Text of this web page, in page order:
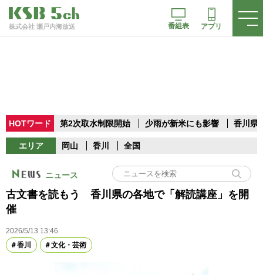
株式会社 瀬戸内海放送 番組表 アプリ
HOTワード 第2次取水制限開始 少雨が新米にも影響 香川県
エリア 岡山 香川 全国
ニュース
古文書を読もう 香川県の各地で「解読講座」を開
催
2026/5/13 13:46
香川
文化・芸術